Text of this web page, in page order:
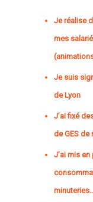
Je réalise
mes
Je suis
de Lyon
J’ai fixé
de GES de
J’ai mis